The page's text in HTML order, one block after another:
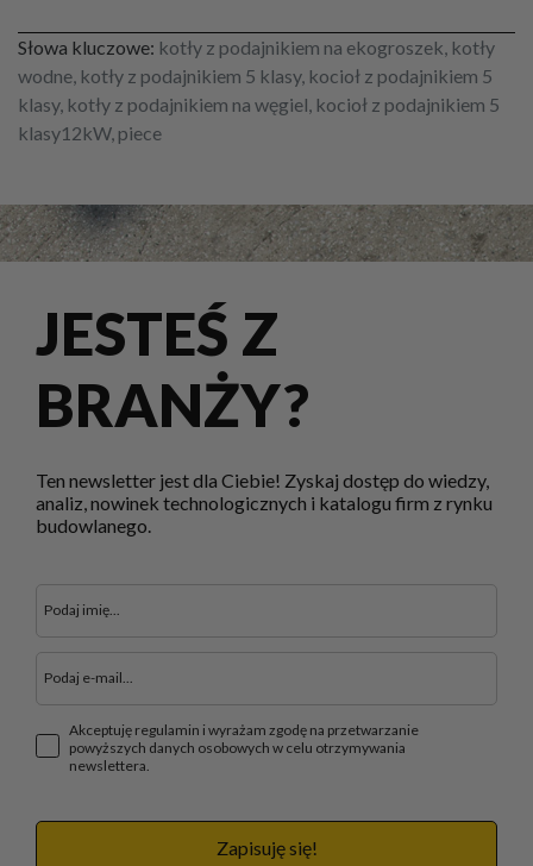
Słowa kluczowe: kotły z podajnikiem na ekogroszek, kotły
wodne, kotły z podajnikiem 5 klasy, kocioł z podajnikiem 5
klasy, kotły z podajnikiem na węgiel, kocioł z podajnikiem 5
klasy12kW, piece
JESTEŚ Z
BRANŻY?
Ten newsletter jest dla Ciebie! Zyskaj dostęp do wiedzy,
analiz, nowinek technologicznych i katalogu firm z rynku
budowlanego.
Akceptuję regulamin i wyrażam zgodę na przetwarzanie
powyższych danych osobowych w celu otrzymywania
newslettera.
Zapisuję się!